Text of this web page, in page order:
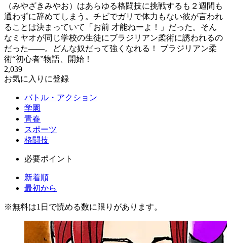
（みやざきみやお）はあらゆる格闘技に挑戦するも２週間も
通わずに辞めてしまう。チビでガリで体力もない彼が言われ
ることは決まっていて「お前 才能ねーよ！」だった。そん
なミヤオが同じ学校の生徒にブラジリアン柔術に誘われるの
だった――。どんな奴だって強くなれる！ ブラジリアン柔
術“初心者”物語、開始！
2,039
お気に入りに登録
バトル・アクション
学園
青春
スポーツ
格闘技
必要ポイント
新着順
最初から
※無料は1日で読める数に限りがあります。